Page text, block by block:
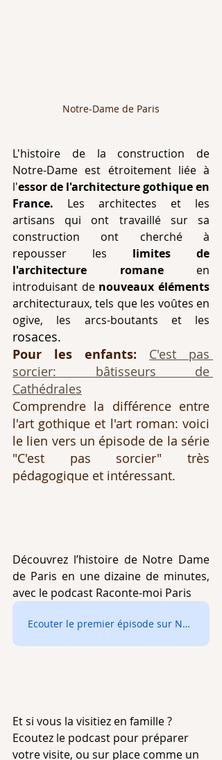
Notre-Dame de Paris
L'histoire de la construction de
Notre-Dame est étroitement liée à
l'essor de l'architecture gothique en
France. Les architectes et les
artisans qui ont travaillé sur sa
construction ont cherché à
repousser les limites de
l'architecture romane en
introduisant de nouveaux éléments
architecturaux, tels que les voûtes en
rosaces.
Pour les enfants: C'est pas
sorcier: bâtisseurs de
Cathédrales
Comprendre la différence entre
l'art gothique et l'art roman: voici
le lien vers un épisode de la série
"C'est pas sorcier" très
pédagogique et intéressant.
Découvrez l’histoire de Notre Dame
de Paris en une dizaine de minutes,
avec le podcast Raconte-moi Paris
Ecouter le premier épisode sur Notre-Dame de Paris
Et si vous la visitiez en famille ?
Ecoutez le podcast pour préparer
votre visite, ou sur place comme un